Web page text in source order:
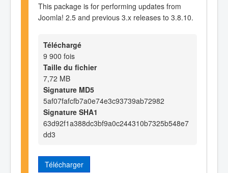
This package is for performing updates from
Joomla! 2.5 and previous 3.x releases to 3.8.10.
Téléchargé
9 900 fois
Taille du fichier
7,72 MB
Signature MD5
5af07fafcfb7a0e74e3c93739ab72982
Signature SHA1
63d92f1a388dc3bf9a0c244310b7325b548e7
dd3
Télécharger